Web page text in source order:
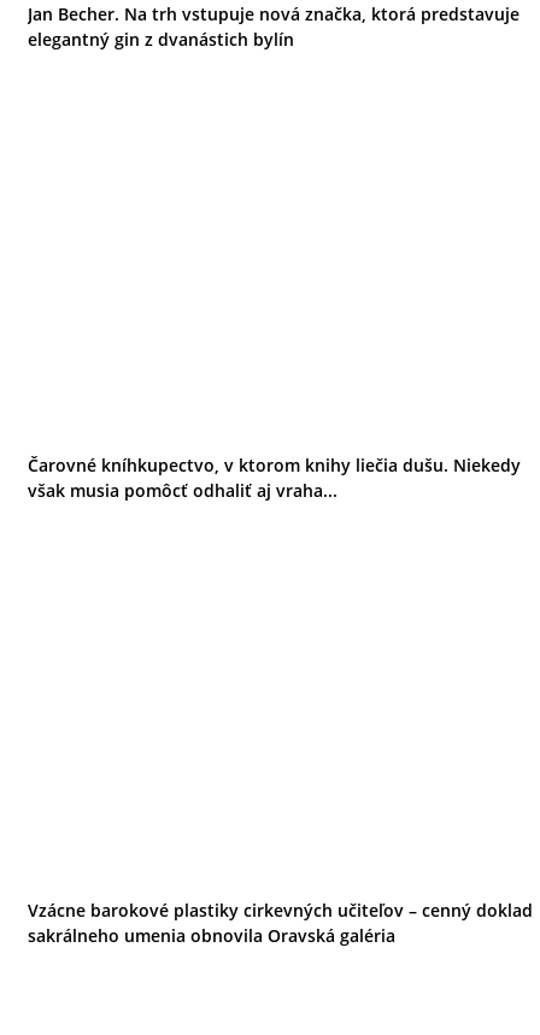
Jan Becher. Na trh vstupuje nová značka, ktorá predstavuje
elegantný gin z dvanástich bylín
Čarovné kníhkupectvo, v ktorom knihy liečia dušu. Niekedy
však musia pomôcť odhaliť aj vraha...
Vzácne barokové plastiky cirkevných učiteľov – cenný doklad
sakrálneho umenia obnovila Oravská galéria